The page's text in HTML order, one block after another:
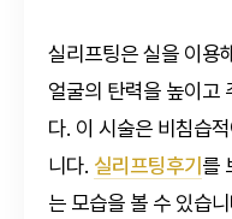
실리프팅은 실을 이용
얼굴의 탄력을 높이고
다. 이 시술은 비침습
니다. 실리프팅후기 를
는 모습을 볼 수 있습